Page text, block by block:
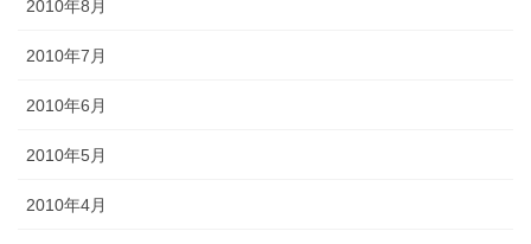
2010年8月
2010年7月
2010年6月
2010年5月
2010年4月